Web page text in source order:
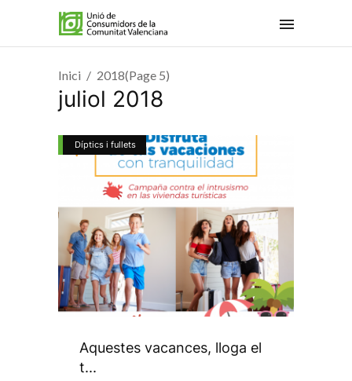
Inici 2018(Page 5)
juliol 2018
Díptics i fullets
Aquestes vacances, lloga el
t...